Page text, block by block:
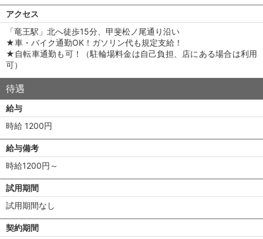
アクセス
「竜王駅」北へ徒歩15分、甲斐松ノ尾通り沿い
★車・バイク通勤OK！ガソリン代も規定支給！
★自転車通勤も可！（駐輪場料金は自己負担、店にある場合は利用
可）
待遇
給与
時給 1200円
給与備考
時給1200円～
試用期間
試用期間なし
契約期間